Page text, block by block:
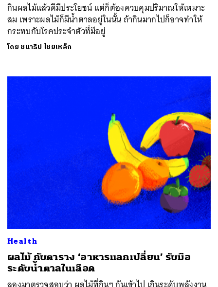
กินผลไม้แล้วดีมีประโยชน์ แต่ก็ต้องควบคุมปริมาณให้เหมาะ
สม เพราะผลไม้ก็มีน้ำตาลอยู่ในนั้น ถ้ากินมากไปก็อาจทำให้
กระทบกับโรคประจำตัวที่มีอยู่
โดย ชนาธิป ไชยเหล็ก
Health
ผลไม้ กับตาราง ‘อาหารแลกเปลี่ยน’ รับมือ
ระดับน้ำตาลในเลือด